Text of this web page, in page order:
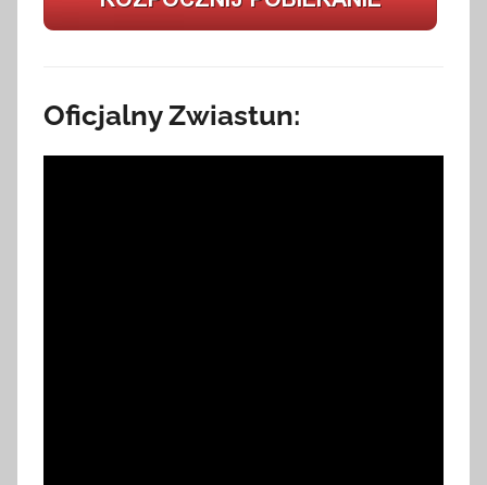
Oficjalny Zwiastun: